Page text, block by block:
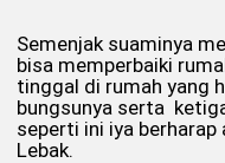
Semenjak suaminya
bisa memperbaiki
tinggal di rumah yang
bungsunya serta
seperti ini iya berharap
Lebak.